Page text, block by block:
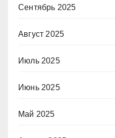
Сентябрь 2025
Август 2025
Июль 2025
Июнь 2025
Май 2025